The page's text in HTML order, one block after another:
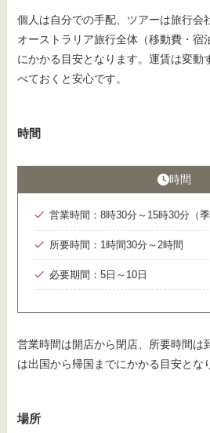
個人は自分での手配、ツアーは旅行会
オーストラリア旅行全体（移動費・宿
にかかる目安となります。運賃は変動
べておくと安心です。
時間
時間
営業時間：8時30分～15時30分（季
所要時間：1時間30分～2時間
必要期間：5日～10日
営業時間は開店から閉店、所要時間は
は出国から帰国までにかかる目安とな
場所